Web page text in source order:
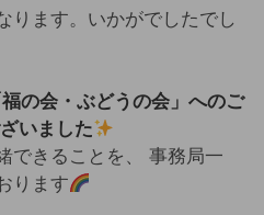
ります。いかがでしたでし
の会・ぶどうの会」へのご
いました
できることを、 事務局一
ります